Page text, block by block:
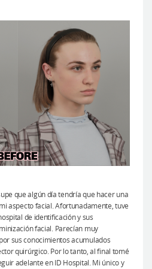
que algún día tendría que hacer una
aspecto facial. Afortunadamente, tuve
de identificación y sus
facial. Parecían muy
sus conocimientos acumulados
quirúrgico. Por lo tanto, al final tomé
adelante en ID Hospital. Mi único y